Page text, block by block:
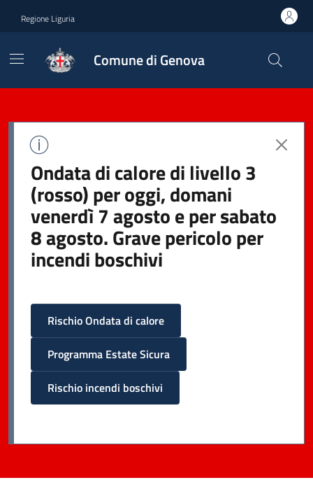
Regione Liguria
Comune di Genova
Ondata di calore di livello 3
(rosso) per oggi, domani
venerdì 7 agosto e per sabato
8 agosto. Grave pericolo per
incendi boschivi
Rischio Ondata di calore
Programma Estate Sicura
Rischio incendi boschivi